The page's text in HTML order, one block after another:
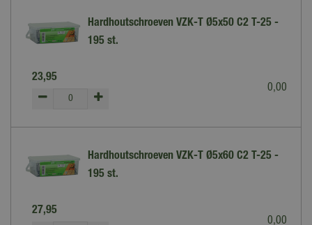
Hardhoutschroeven VZK-T Ø5x50 C2 T-25 -
195 st.
23,95
0,00
Hardhoutschroeven VZK-T Ø5x60 C2 T-25 -
195 st.
27,95
0,00